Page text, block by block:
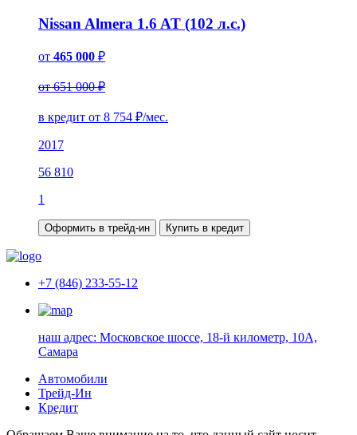
Nissan Almera 1.6 AT (102 л.с.)
от 465 000 ₽
от 651 000 ₽
в кредит от 8 754 ₽/мес.
2017
56 810
1
Оформить в трейд-ин Купить в кредит
+7 (846) 233-55-12
наш адрес: Московское шоссе, 18-й километр, 10А,
Самара
Автомобили
Трейд-Ин
Кредит